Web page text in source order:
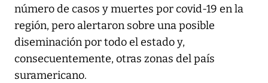
número de casos y muertes por covid-19 en la
región, pero alertaron sobre una posible
diseminación por todo el estado y,
consecuentemente, otras zonas del país
suramericano.